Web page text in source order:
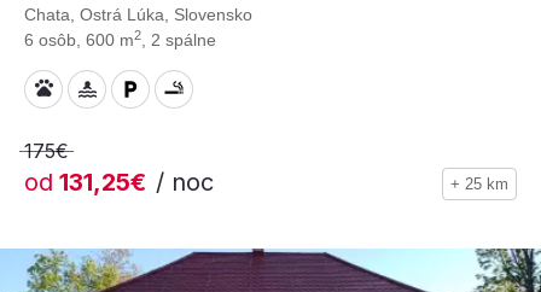
Chata, Ostrá Lúka, Slovensko
6 osôb, 600 m2 , 2 spálne
175€
od 131,25€ / noc + 25 km